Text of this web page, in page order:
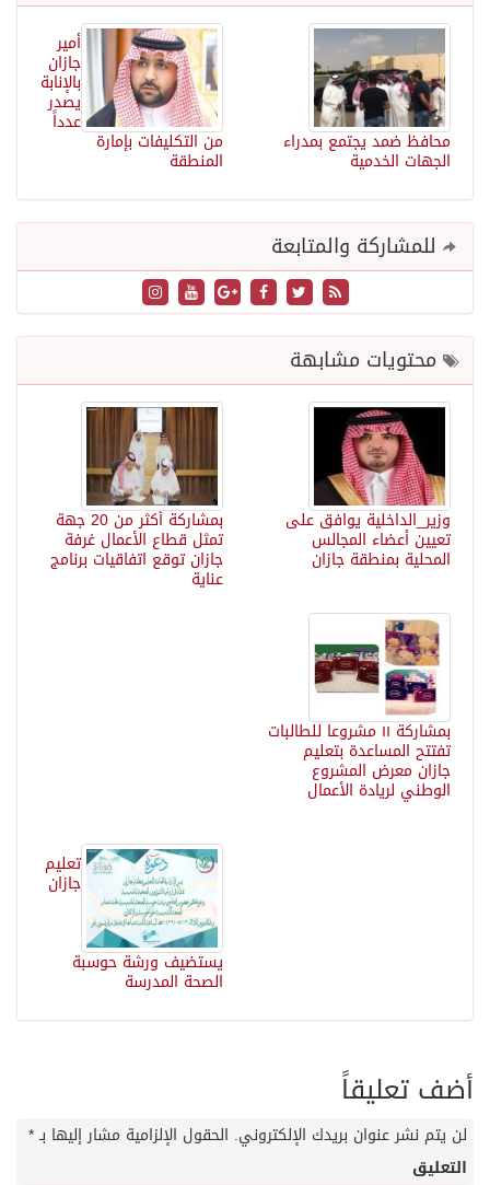
أمير
جازان
بالإنابة
يصدر
عدداً
من التكليفات بإمارة
المنطقة
محافظ ضمد يجتمع بمدراء
الجهات الخدمية
للمشاركة والمتابعة
محتويات مشابهة
بمشاركة أكثر من 20 جهة
تمثل قطاع الأعمال غرفة
جازان توقع اتفاقيات برنامج
عناية
وزير_الداخلية يوافق على
تعيين أعضاء المجالس
المحلية بمنطقة جازان
بمشاركة ١١ مشروعا للطالبات
تفتتح المساعدة بتعليم
جازان معرض المشروع
الوطني لريادة الأعمال
تعليم
جازان
يستضيف ورشة حوسبة
الصحة المدرسة
أضف تعليقاً
لن يتم نشر عنوان بريدك الإلكتروني. الحقول الإلزامية مشار إليها بـ*
التعليق